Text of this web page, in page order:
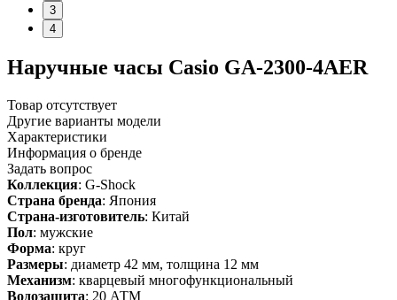
3
4
Наручные часы Casio GA-2300-4AER
Товар отсутствует
Другие варианты модели
Характеристики
Информация о бренде
Задать вопрос
Коллекция: G-Shock
Страна бренда: Япония
Страна-изготовитель: Китай
Пол: мужские
Форма: круг
Размеры: диаметр 42 мм, толщина 12 мм
Механизм: кварцевый многофункциональный
Водозащита: 20 АТМ